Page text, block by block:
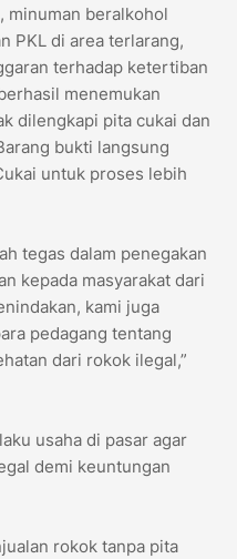
minuman beralkohol
PKL di area terlarang,
terhadap ketertiban
menemukan
dilengkapi pita cukai dan
bukti langsung
untuk proses lebih
tegas dalam penegakan
kepada masyarakat dari
kami juga
pedagang tentang
dari rokok ilegal,”
usaha di pasar agar
demi keuntungan
rokok tanpa pita